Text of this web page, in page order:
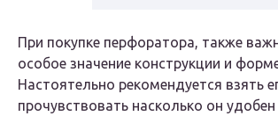
При покупке перфоратора, также
особое значение конструкции и
Настоятельно рекомендуется взять
прочувствовать насколько он удобен